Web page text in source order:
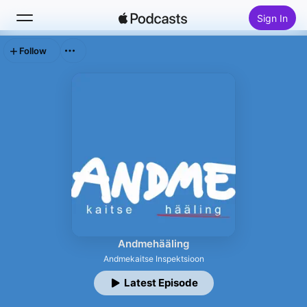
Sign In
Top Charts
Andmehääling
Andmekaitse Inspektsioon
Latest Episode
Follow